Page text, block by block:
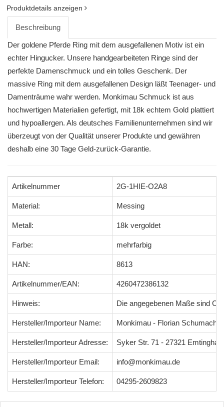
Produktdetails anzeigen
Beschreibung
Der goldene Pferde Ring mit dem ausgefallenen Motiv ist ein
echter Hingucker. Unsere handgearbeiteten Ringe sind der
perfekte Damenschmuck und ein tolles Geschenk. Der
massive Ring mit dem ausgefallenen Design läßt Teenager- und
Damenträume wahr werden. Monkimau Schmuck ist aus
hochwertigen Materialien gefertigt, mit 18k echtem Gold plattiert
und hypoallergen. Als deutsches Familienunternehmen sind wir
überzeugt von der Qualität unserer Produkte und gewähren
deshalb eine 30 Tage Geld-zurück-Garantie.
Artikelnummer 2G-1HIE-O2A8
Material: Messing
Metall: 18k vergoldet
Farbe: mehrfarbig
HAN: 8613
Artikelnummer/EAN: 4260472386132
Hinweis: Die angegebenen Maße sind
Hersteller/Importeur Name: Monkimau - Florian Schumacher
Hersteller/Importeur Adresse: Syker Str. 71 - 27321
Hersteller/Importeur Email: info@monkimau.de
Hersteller/Importeur Telefon: 04295-2609823